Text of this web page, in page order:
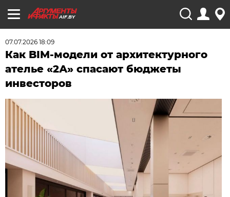
AIF.BY
07.07.2026 18:09
Как BIM-модели от архитектурного
ателье «2А» спасают бюджеты
инвесторов